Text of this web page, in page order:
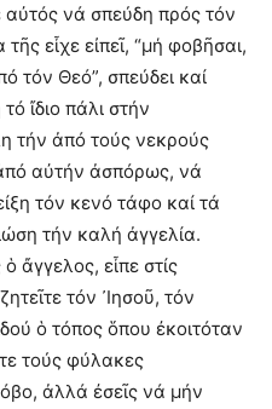
αὐτός νά σπεύδη πρός τόν
εἶχε εἰπεῖ, “μή φοβῆσαι,
τόν Θεό”, σπεύδει καί
ἴδιο πάλι στήν
τήν ἀπό τούς νεκρούς
αὐτήν ἀσπόρως, νά
τόν κενό τάφο καί τά
τήν καλή ἀγγελία.
ἄγγελος, εἶπε στίς
τόν ᾿Ιησοῦ, τόν
ὁ τόπος ὅπου ἐκοιτόταν
τούς φύλακες
ἀλλά ἐσεῖς νά μήν